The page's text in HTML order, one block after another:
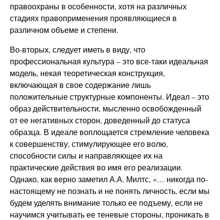
правоохраны в особенности, хотя на различных
стадиях правоприменения проявляющиеся в
различном объеме и степени.
Во-вторых, следует иметь в виду, что
профессиональная культура – это все-таки идеальная
модель, некая теоретическая конструкция,
включающая в свое содержание лишь
положительные структурные компоненты. Идеал – это
образ действительности, мысленно освобожденный
от ее негативных сторон, доведенный до статуса
образца. В идеале воплощается стремление человека
к совершенству, стимулирующее его волю,
способности силы и направляющее их на
практические действия во имя его реализации.
Однако, как верно заметил А.А. Милтс, «… никогда по-
настоящему не познать и не понять личность, если мы
будем уделять внимание только ее подъему, если не
научимся учитывать ее теневые стороны, проникать в